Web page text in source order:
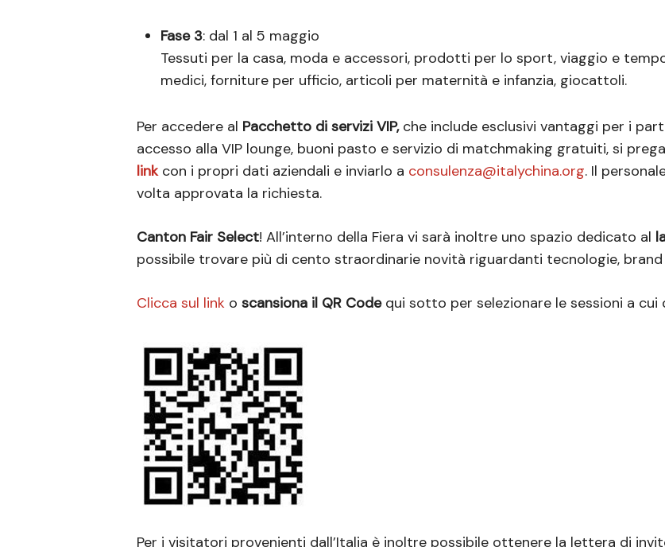
Fase 3: dal 1 al 5 maggio
Tessuti per la casa, moda e accessori, prodotti per lo sport, viaggio e
medici, forniture per ufficio, articoli per maternità e infanzia, giocattoli.
Per accedere al Pacchetto di servizi VIP,che include esclusivi vantaggi per i
accesso alla VIP lounge, buoni pasto e servizio di matchmaking gratuiti, si
linkcon i propri dati aziendali e inviarlo a consulenza@italychina.org. Il
volta approvata la richiesta.
Canton Fair Select! All’interno della Fiera vi sarà inoltre uno spazio dedicato al
possibile trovare più di cento straordinarie novità riguardanti tecnologie, brand
Clicca sul link o scansiona il QR Codequi sotto per selezionare le sessioni a cui
Per i visitatori provenienti dall’Italia è inoltre possibile ottenere la lettera di